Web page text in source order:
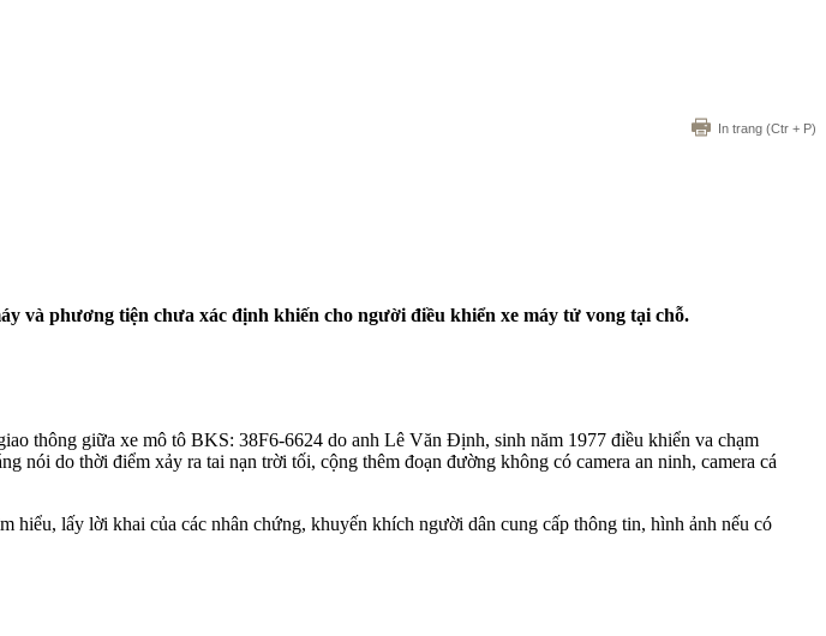
In trang (Ctr + P)
và phương tiện chưa xác định khiến cho người điều khiển xe máy tử vong tại chỗ.
thông giữa xe mô tô BKS: 38F6-6624 do anh Lê Văn Định, sinh năm 1977 điều khiển va chạm
do thời điểm xảy ra tai nạn trời tối, cộng thêm đoạn đường không có camera an ninh, camera cá
lấy lời khai của các nhân chứng, khuyến khích người dân cung cấp thông tin, hình ảnh nếu có